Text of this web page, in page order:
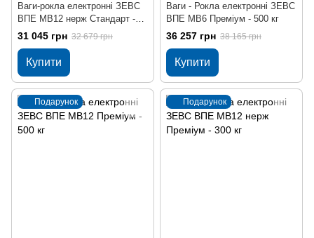
Ваги-рокла електронні ЗЕВС
ВПЕ МВ12 нерж Стандарт -
500 кг
31 045 грн 32 679 грн
Купити
Ваги - Рокла електронні ЗЕВС
ВПЕ МВ6 Преміум - 500 кг
36 257 грн 38 165 грн
Купити
Подарунок Подарунок